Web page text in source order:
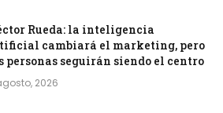
Rueda: la inteligencia
cambiará el marketing, pero
personas seguirán siendo el centro
2026